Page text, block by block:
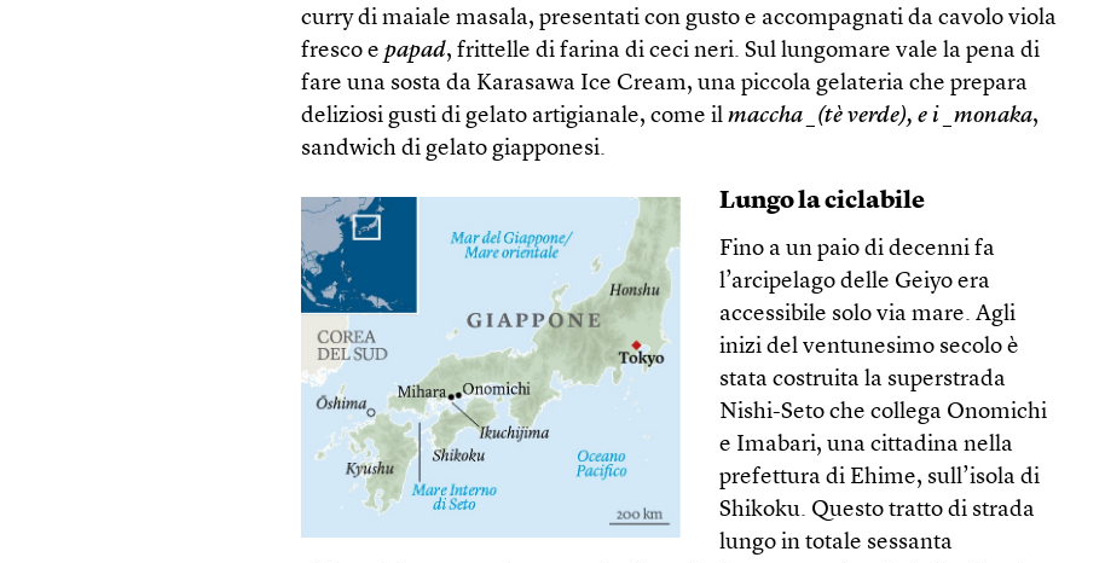
curry di maiale masala, presentati con gusto e accompagnati da cavolo viola
fresco epapad, frittelle di farina di ceci neri. Sul lungomare vale la pena di
fare una sosta da Karasawa Ice Cream, una piccola gelateria che prepara
deliziosi gusti di gelato artigianale, come ilmaccha _(tè verde), e i _monaka,
sandwich di gelato giapponesi.
Lungo la ciclabile
Fino a un paio di decenni fa
l’arcipelago delle Geiyo era
accessibile solo via mare. Agli
inizi del ventunesimo secolo è
stata costruita la superstrada
Nishi-Seto che collega Onomichi
e Imabari, una cittadina nella
prefettura di Ehime, sull’isola di
Shikoku. Questo tratto di strada
lungo in totale sessanta